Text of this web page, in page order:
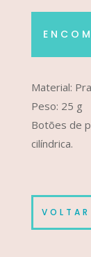
Material:
Peso: 25 g
Botões de
cilíndrica.